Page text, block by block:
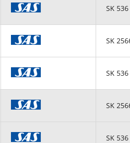
SK 536
SK
SK 536
SK
SK 536